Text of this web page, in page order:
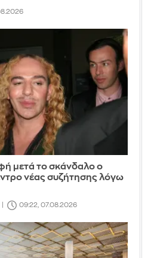
μετά το σκάνδαλο ο
νέας συζήτησης λόγω
09:22, 07.08.2026